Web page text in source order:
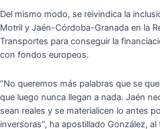
Del mismo modo, se reivindica la
Motril y Jaén-Córdoba-Granada en la
Transportes para conseguir la
con fondos europeos.
“No queremos más palabras que se
que luego nunca llegan a nada. Jaén
sean reales y se materialicen lo antes
inversoras”, ha apostillado González,